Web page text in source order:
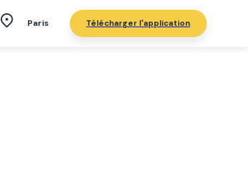
Paris Télécharger l'application